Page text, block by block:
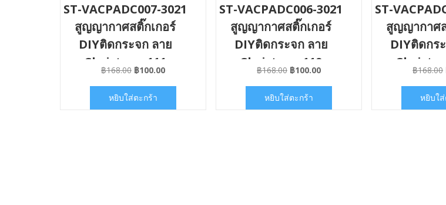
ST-VACPADC007-3021
สูญญากาศสติ๊กเกอร์
DIYติดกระจก ลาย
Christmas111
฿168.00 Original
was:
฿100.00Current
หยิบใส่ตะกร้า
ST-VACPADC006-3021
สูญญากาศสติ๊กเกอร์
DIYติดกระจก ลาย
Christmas119
฿168.00 Original
was:
฿100.00Current
หยิบใส่ตะกร้า
ST-
สูญญากาศ
DIYติดกร
฿168.00
หยิบใ